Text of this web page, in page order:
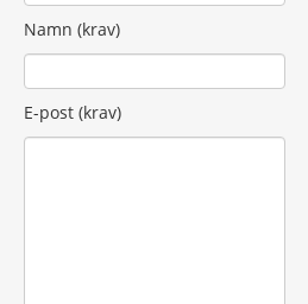
Namn (krav)
E-post (krav)